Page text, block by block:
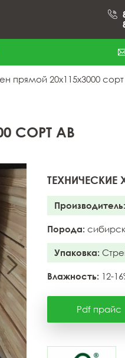
прямой 20x115x3000
СОРТ АВ
ТЕХНИЧЕСКИЕ
Производитель:
Порода:
Упаковка:
Влажность: 12-
Pdf прайс